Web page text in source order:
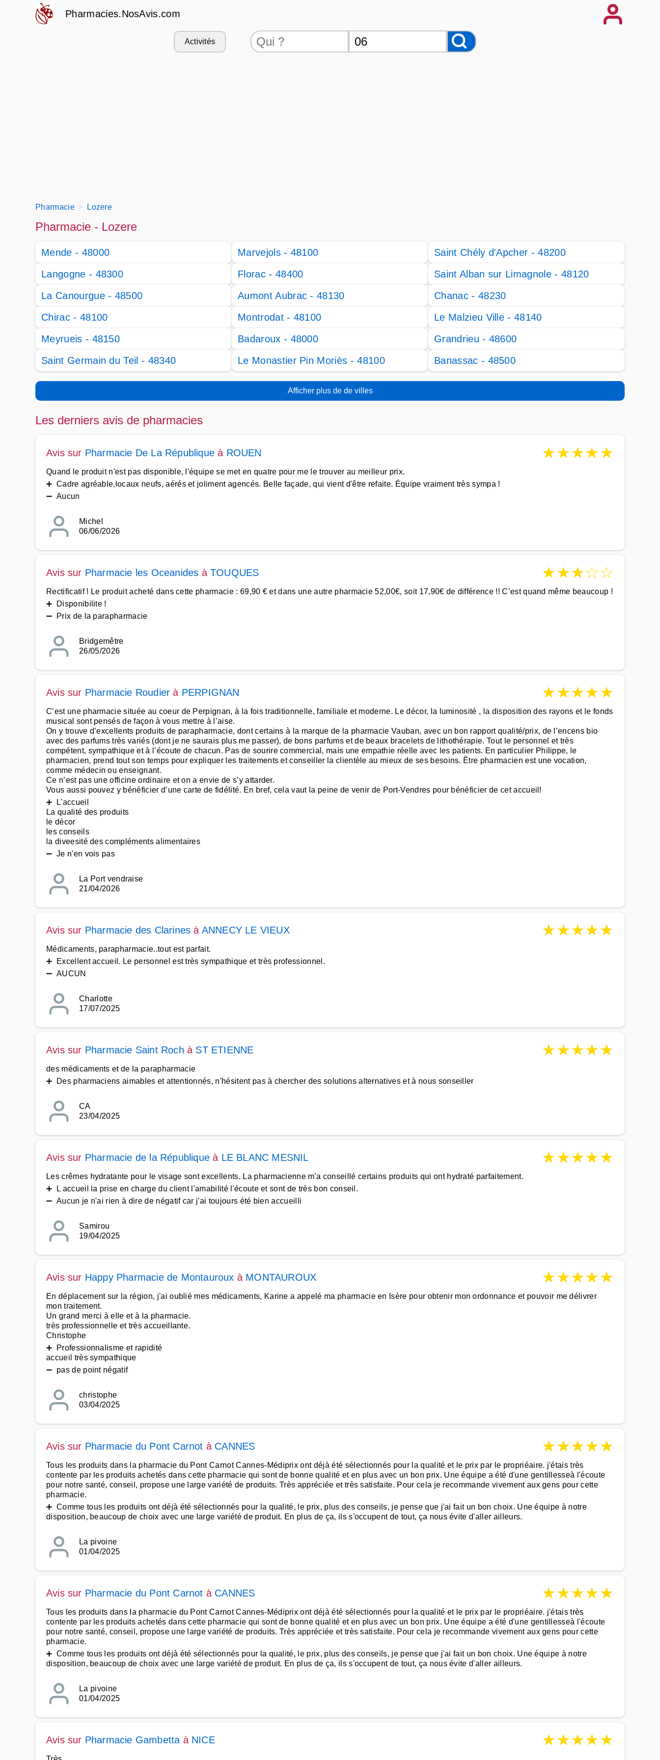
Pharmacies.NosAvis.com
Activités
Pharmacie Lozere
Pharmacie - Lozere
Mende - 48000 Marvejols - 48100
Saint Chély d'Apcher - 48200
Langogne - 48300
Florac - 48400
Saint Alban sur Limagnole - 48120
La Canourgue - 48500
Aumont Aubrac - 48130
Chanac - 48230
Chirac - 48100
Montrodat - 48100
Le Malzieu Ville - 48140
Meyrueis - 48150
Badaroux - 48000
Grandrieu - 48600
Saint Germain du Teil - 48340
Le Monastier Pin Moriès - 48100 Banassac - 48500
Afficher plus de de villes
Les derniers avis de pharmacies
Avis sur Pharmacie De La République à ROUEN ★★★★★
Quand le produit n'est pas disponible, l'équipe se met en quatre pour me le trouver au meilleur prix.
➕ Cadre agréable,locaux neufs, aérés et joliment agencés. Belle façade, qui vient d'être refaite. Équipe vraiment très sympa !
➖ Aucun
Michel
06/06/2026
Avis sur Pharmacie les Oceanides àTOUQUES ★★★☆☆
Rectificatif ! Le produit acheté dans cette pharmacie : 69,90 € et dans une autre pharmacie 52,00€, soit 17,90€ de différence !! C’est quand même beaucoup !
➕ Disponibilite !
➖ Prix de la parapharmacie
Bridgemêtre
26/05/2026
Avis sur Pharmacie Roudier à PERPIGNAN ★★★★★
C’est une pharmacie située au coeur de Perpignan, à la fois traditionnelle, familiale et moderne. Le décor, la luminosité , la disposition des rayons et le fonds
musical sont pensés de façon à vous mettre à l’aise.
On y trouve d’excellents produits de parapharmacie, dont certains à la marque de la pharmacie Vauban, avec un bon rapport qualité/prix, de l’encens bio
avec des parfums très variés (dont je ne saurais plus me passer), de bons parfums et de beaux bracelets de lithothérapie. Tout le personnel et très
compétent, sympathique et à l’écoute de chacun. Pas de sourire commercial, mais une empathie réelle avec les patients. En particulier Philippe, le
pharmacien, prend tout son temps pour expliquer les traitements et conseiller la clientèle au mieux de ses besoins. Être pharmacien est une vocation,
comme médecin ou enseignant.
Ce n’est pas une officine ordinaire et on a envie de s’y attarder.
Vous aussi pouvez y bénéficier d’une carte de fidélité. En bref, cela vaut la peine de venir de Port-Vendres pour bénéficier de cet accueil!
➕ L'accueil
La qualité des produits
le décor
les conseils
la diveesité des compléments alimentaires
➖ Je n'en vois pas
La Port vendraise
21/04/2026
Avis sur Pharmacie des Clarines à ANNECY LE VIEUX ★★★★★
Médicaments, parapharmacie..tout est parfait.
➕ Excellent accueil. Le personnel est très sympathique et très professionnel.
➖ AUCUN
Charlotte
17/07/2025
Avis sur Pharmacie Saint Roch à ST ETIENNE ★★★★★
des médicaments et de la parapharmacie
➕ Des pharmaciens aimables et attentionnés, n'hésitent pas à chercher des solutions alternatives et à nous sonseiller
CA
23/04/2025
Avis sur Pharmacie de la République à LE BLANC MESNIL ★★★★★
Les crêmes hydratante pour le visage sont excellents. La pharmacienne m'a conseillé certains produits qui ont hydraté parfaitement.
➕ L accueil la prise en charge du client l'amabilité l'écoute et sont de très bon conseil.
➖ Aucun je n'ai rien à dire de négatif car j'ai toujours été bien accueilli
Samirou
19/04/2025
Avis sur Happy Pharmacie de Montauroux à MONTAUROUX ★★★★★
En déplacement sur la région, j'ai oublié mes médicaments, Karine a appelé ma pharmacie en Isère pour obtenir mon ordonnance et pouvoir me délivrer
mon traitement.
Un grand merci à elle et à la pharmacie.
très professionnelle et très accueillante.
Christophe
➕ Professionnalisme et rapidité
accueil très sympathique
➖ pas de point négatif
christophe
03/04/2025
Avis sur Pharmacie du Pont Carnot à CANNES ★★★★★
Tous les produits dans la pharmacie du Pont Carnot Cannes-Médiprix ont déjà été sélectionnés pour la qualité et le prix par le propriéaire. j'étais très
contente par les produits achetés dans cette pharmacie qui sont de bonne qualité et en plus avec un bon prix. Une équipe a été d'une gentillesseà l'écoute
pour notre santé, conseil, propose une large variété de produits. Très appréciée et très satisfaite. Pour cela je recommande vivement aux gens pour cette
pharmacie.
➕ Comme tous les produits ont déjà été sélectionnés pour la qualité, le prix, plus des conseils, je pense que j'ai fait un bon choix. Une équipe à notre
disposition, beaucoup de choix avec une large variété de produit. En plus de ça, ils s'occupent de tout, ça nous évite d'aller ailleurs.
La pivoine
01/04/2025
Avis sur Pharmacie du Pont Carnot à CANNES ★★★★★
Tous les produits dans la pharmacie du Pont Carnot Cannes-Médiprix ont déjà été sélectionnés pour la qualité et le prix par le propriéaire. j'étais très
contente par les produits achetés dans cette pharmacie qui sont de bonne qualité et en plus avec un bon prix. Une équipe a été d'une gentillesseà l'écoute
pour notre santé, conseil, propose une large variété de produits. Très appréciée et très satisfaite. Pour cela je recommande vivement aux gens pour cette
pharmacie.
➕ Comme tous les produits ont déjà été sélectionnés pour la qualité, le prix, plus des conseils, je pense que j'ai fait un bon choix. Une équipe à notre
disposition, beaucoup de choix avec une large variété de produit. En plus de ça, ils s'occupent de tout, ça nous évite d'aller ailleurs.
La pivoine
01/04/2025
Avis sur Pharmacie Gambetta à NICE ★★★★★